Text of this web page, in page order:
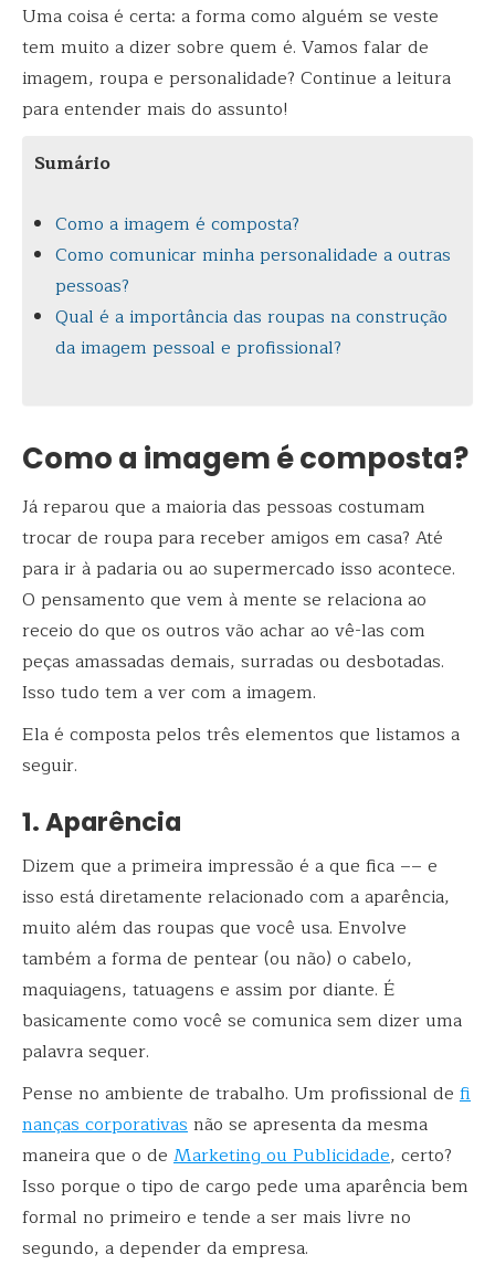
Uma coisa é certa: a forma como alguém se veste
tem muito a dizer sobre quem é. Vamos falar de
imagem, roupa e personalidade? Continue a leitura
para entender mais do assunto!
Sumário
Como a imagem é composta?
Como comunicar minha personalidade a outras
pessoas?
Qual é a importância das roupas na construção
da imagem pessoal e profissional?
Como a imagem é composta?
Já reparou que a maioria das pessoas costumam
trocar de roupa para receber amigos em casa? Até
para ir à padaria ou ao supermercado isso acontece.
O pensamento que vem à mente se relaciona ao
receio do que os outros vão achar ao vê-las com
peças amassadas demais, surradas ou desbotadas.
Isso tudo tem a ver com a imagem.
Ela é composta pelos três elementos que listamos a
seguir.
1. Aparência
Dizem que a primeira impressão é a que fica –– e
isso está diretamente relacionado com a aparência,
muito além das roupas que você usa. Envolve
também a forma de pentear (ou não) o cabelo,
maquiagens, tatuagens e assim por diante. É
basicamente como você se comunica sem dizer uma
palavra sequer.
Pense no ambiente de trabalho. Um profissional de fi
nanças corporativasnão se apresenta da mesma
maneira que o de Marketing ou Publicidade, certo?
Isso porque o tipo de cargo pede uma aparência bem
formal no primeiro e tende a ser mais livre no
segundo, a depender da empresa.